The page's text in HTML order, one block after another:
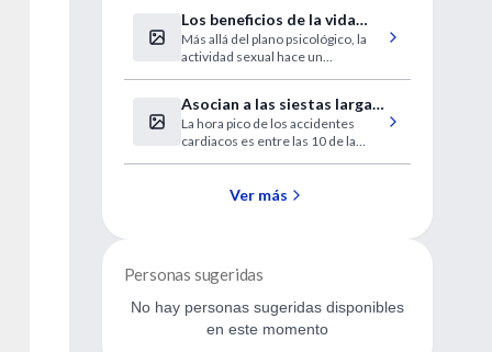
Los beneficios de la vida
sexual
Más allá del plano psicológico, la
actividad sexual hace un
los especialistas.
Asocian a las siestas largas
con la posibilidad de sufrir
infartos.
La hora pico de los accidentes
cardiacos es entre las 10 de la
Ver más
Personas sugeridas
No hay personas sugeridas disponibles
en este momento